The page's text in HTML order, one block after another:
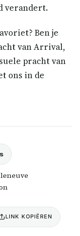
verandert.
Ben je
van Arrival,
pracht van
ons in de
LINK KOPIËREN